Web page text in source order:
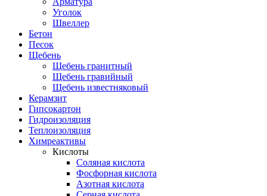
Уголок
Швеллер
Бетон
Песок
Щебень
Щебень гранитный
Щебень гравийный
Щебень известняковый
Керамзит
Гипсокартон
Гидроизоляция
Теплоизоляция
Химреактивы
Кислоты
Соляная кислота
Фосфорная кислота
Азотная кислота